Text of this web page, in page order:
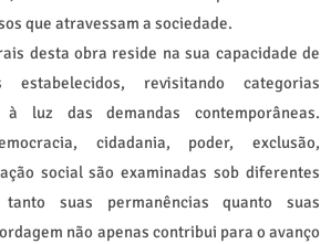
que atravessam a sociedade.
desta obra reside na sua capacidade de
estabelecidos, revisitando categorias
à luz das demandas contemporâneas.
cidadania, poder, exclusão,
social são examinadas sob diferentes
tanto suas permanências quanto suas
não apenas contribui para o avanço